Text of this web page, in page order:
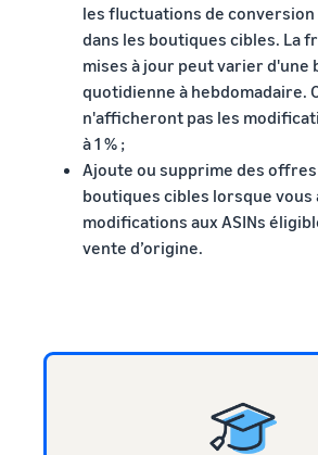
les fluctuations de conversion
dans les boutiques cibles. La
mises à jour peut varier d'une
quotidienne à hebdomadaire.
n'afficheront pas les
à 1 % ;
Ajoute ou supprime des offres
boutiques cibles lorsque vous
modifications aux ASINs
vente d’origine.